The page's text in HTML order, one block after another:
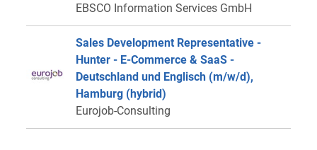
EBSCO Information Services GmbH
Sales Development Representative -
Hunter - E-Commerce & SaaS -
Deutschland und Englisch (m/w/d),
Hamburg (hybrid)
Eurojob-Consulting